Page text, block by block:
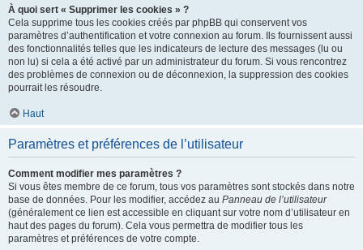
À quoi sert « Supprimer les cookies » ?
Cela supprime tous les cookies créés par phpBB qui conservent vos
paramètres d’authentification et votre connexion au forum. Ils fournissent aussi
des fonctionnalités telles que les indicateurs de lecture des messages (lu ou
non lu) si cela a été activé par un administrateur du forum. Si vous rencontrez
des problèmes de connexion ou de déconnexion, la suppression des cookies
pourrait les résoudre.
Haut
Paramètres et préférences de l’utilisateur
Comment modifier mes paramètres ?
Si vous êtes membre de ce forum, tous vos paramètres sont stockés dans notre
base de données. Pour les modifier, accédez au Panneau de l’utilisateur
(généralement ce lien est accessible en cliquant sur votre nom d’utilisateur en
haut des pages du forum). Cela vous permettra de modifier tous les
paramètres et préférences de votre compte.